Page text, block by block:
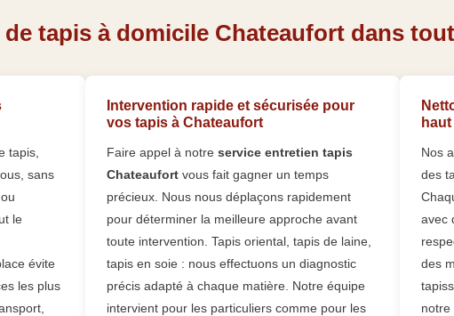
tapis à domicile Chateaufort dans
tapis,
sans
le
évite
les plus
Intervention rapide et sécurisée pour
vos tapis à Chateaufort
Faire appel à notreservice entretien tapis
Chateaufort vous fait gagner un temps
précieux. Nous nous déplaçons rapidement
pour déterminer la meilleure approche avant
toute intervention. Tapis oriental, tapis de laine,
tapis en soie : nous effectuons un diagnostic
précis adapté à chaque matière. Notre équipe
intervient pour les particuliers comme pour les
Nos
des
avec
des
notre